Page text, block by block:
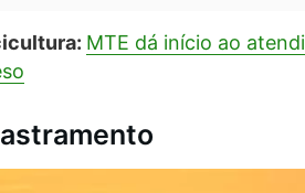
MTE dá início ao